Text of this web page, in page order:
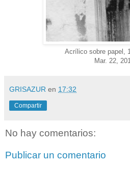
Acrílico sobre papel,
Mar. 22,
GRISAZUR en 17:32
Compartir
No hay comentarios:
Publicar un comentario